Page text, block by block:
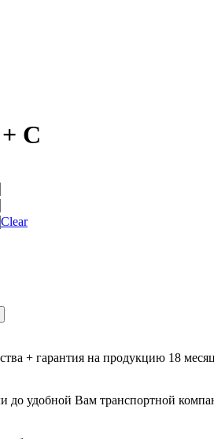
C
Clear
+ гарантия на продукцию 18
до удобной Вам транспортной